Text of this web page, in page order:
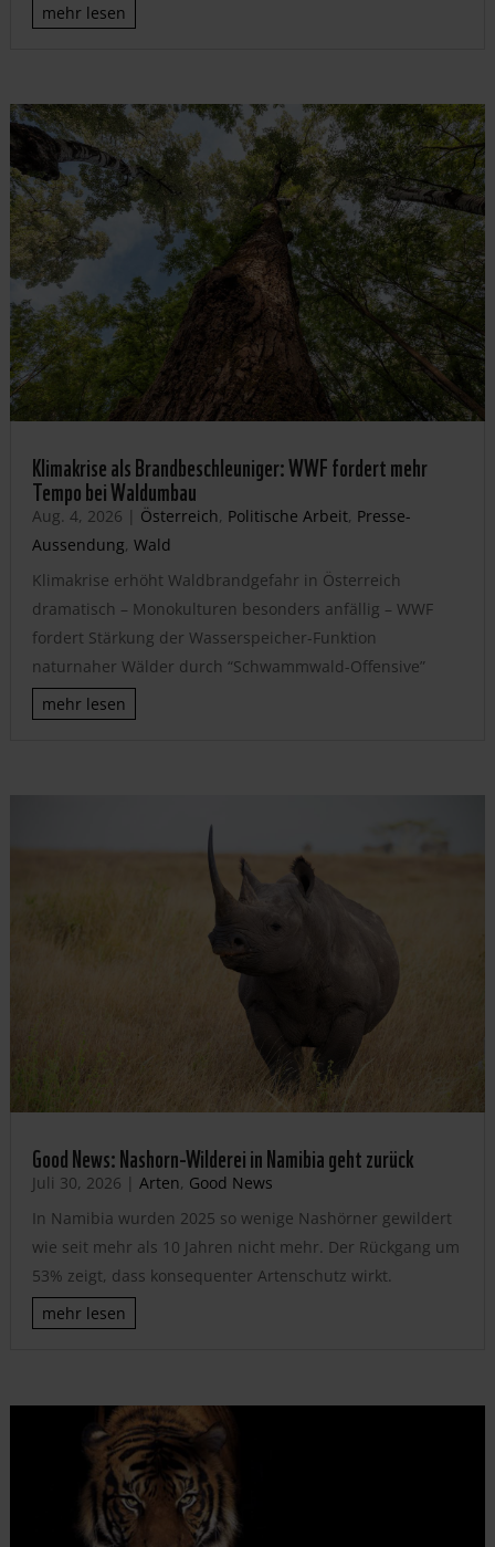
mehr lesen
Klimakrise als Brandbeschleuniger: WWF fordert mehr
Tempo bei Waldumbau
Aug. 4, 2026 | Österreich, Politische Arbeit, Presse-
Aussendung, Wald
Klimakrise erhöht Waldbrandgefahr in Österreich
dramatisch – Monokulturen besonders anfällig – WWF
fordert Stärkung der Wasserspeicher-Funktion
naturnaher Wälder durch “Schwammwald-Offensive”
mehr lesen
Good News: Nashorn-Wilderei in Namibia geht zurück
Juli 30, 2026 | Arten, Good News
In Namibia wurden 2025 so wenige Nashörner gewildert
wie seit mehr als 10 Jahren nicht mehr. Der Rückgang um
53% zeigt, dass konsequenter Artenschutz wirkt.
mehr lesen